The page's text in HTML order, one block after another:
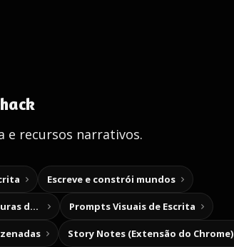
e recursos narrativos.
Escreve e constrói mundos
Cria as tuas próprias aventuras de escolha Prompts Visuais de Escrita
Story Notes (Extensão do Chrome)